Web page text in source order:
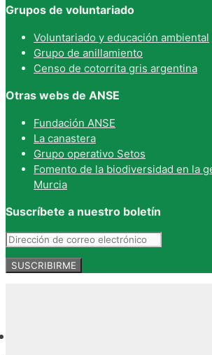
Grupos de voluntariado
Voluntariado y educación ambiental
Grupo de anillamiento
Censo de cotorrita gris argentina
Otras webs de ANSE
Fundación ANSE
La canastera
Grupo operativo Setos
Fomento de la biodiversidad en la
Murcia
Suscríbete a nuestro boletín